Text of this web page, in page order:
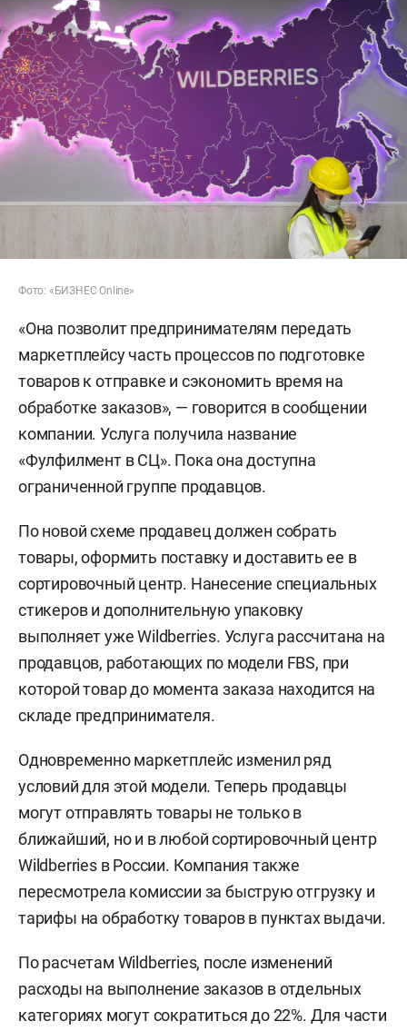
Фото: «БИЗНЕС Online»
«Она позволит предпринимателям передать
маркетплейсу часть процессов по подготовке
товаров к отправке и сэкономить время на
обработке заказов», — говорится в сообщении
компании. Услуга получила название
«Фулфилмент в СЦ». Пока она доступна
ограниченной группе продавцов.
По новой схеме продавец должен собрать
товары, оформить поставку и доставить ее в
сортировочный центр. Нанесение специальных
стикеров и дополнительную упаковку
выполняет уже Wildberries. Услуга рассчитана на
продавцов, работающих по модели FBS, при
которой товар до момента заказа находится на
складе предпринимателя.
Одновременно маркетплейс изменил ряд
условий для этой модели. Теперь продавцы
могут отправлять товары не только в
ближайший, но и в любой сортировочный центр
Wildberries в России. Компания также
пересмотрела комиссии за быструю отгрузку и
тарифы на обработку товаров в пунктах выдачи.
По расчетам Wildberries, после изменений
расходы на выполнение заказов в отдельных
категориях могут сократиться до 22%. Для части